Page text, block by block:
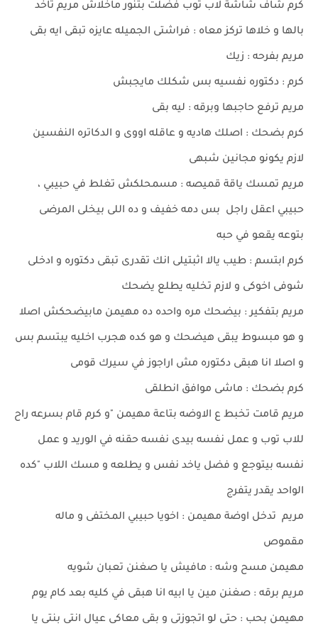
كرم شاف شاشة لاب توب فضلت بتنور ماخلاش مريم تاخد
بالها و خلاها تركز معاه : فراشتى الجميله عايزه تبقى ايه بقى
مريم بفرحه : زيك
كرم : دكتوره نفسيه بس شكلك مايجبش
مريم ترفع حاجبها وبرقه : ليه بقى
كرم بضحك : اصلك هاديه و عاقله اووى و الدكاتره النفسين
لازم يكونو مجانين شبهى
مريم تمسك ياقة قميصه : مسمحلكش تغلط في حبيبي ،
حبيبي اعقل راجل بس دمه خفيف و ده اللى بيخلى المرضى
بتوعه يقعو في حبه
كرم ابتسم : طيب يالا اثبتيلى انك تقدرى تبقى دكتوره و ادخلى
شوفى اخوكى و لازم تخليه يطلع يضحك
مريم بتفكير : بيضحك مره واحده ده مهيمن مابيضحكش اصلا
و هو مبسوط يبقى هيضحك و هو كده هجرب اخليه يبتسم بس
و اصلا انا هبقى دكتوره مش اراجوز في سيرك قومى
كرم بضحك : ماشى موافق انطلقى
مريم قامت تخبط ع الاوضه بتاعة مهيمن "و كرم قام بسرعه راح
للاب توب و عمل نفسه بيدى نفسه حقنه في الوريد و عمل
نفسه بيتوجع و فضل ياخد نفس و يطلعه و مسك اللاب "كده
الواحد يقدر يتفرج
مريم تدخل اوضة مهيمن : اخويا حبيبي المختفى و ماله
مقموص
مهيمن مسح وشه : مافيش يا صغنن تعبان شويه
مريم برقه : صغنن مين يا ابيه انا هبقى في كليه بعد كام يوم
مهيمن بحب : حتى لو اتجوزتى و بقى معاكى عيال انتى بنتى يا